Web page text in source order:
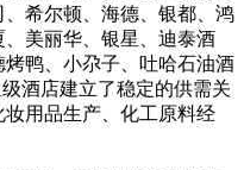
希尔顿、海德、银都、鸿
美丽华、银星、迪泰酒
鸭、小尕子、吐哈石油酒
酒店建立了稳定的供需关
用品生产、化工原料经